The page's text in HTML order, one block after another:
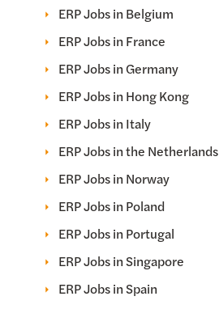
ERP Jobs in Belgium
ERP Jobs in France
ERP Jobs in Germany
ERP Jobs in Hong Kong
ERP Jobs in Italy
ERP Jobs in the Netherlands
ERP Jobs in Norway
ERP Jobs in Poland
ERP Jobs in Portugal
ERP Jobs in Singapore
ERP Jobs in Spain